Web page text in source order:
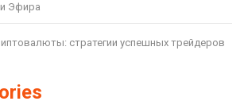
Эфира
стратегии успешных трейдеров